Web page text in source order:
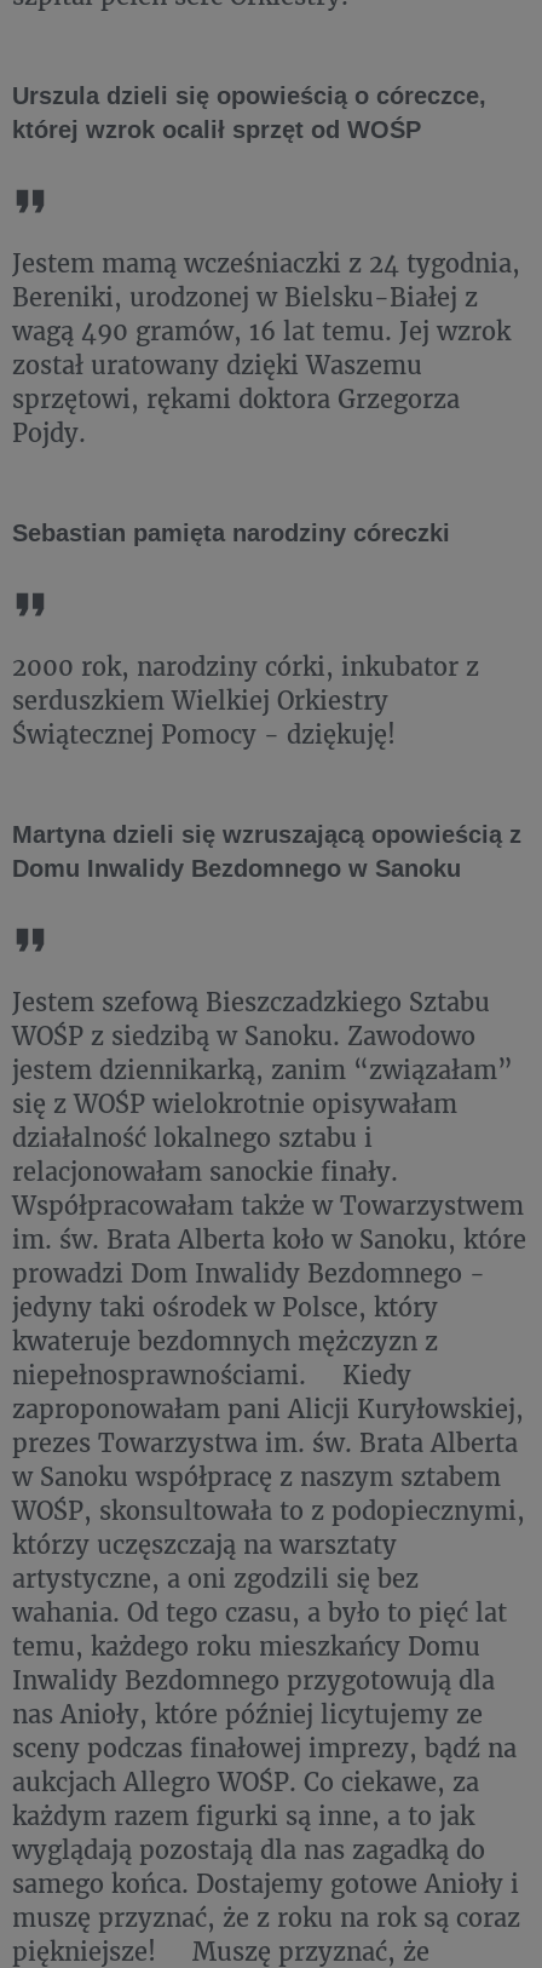
Urszula dzieli się opowieścią o córeczce,
której wzrok ocalił sprzęt od WOŚP
Jestem mamą wcześniaczki z 24 tygodnia,
Bereniki, urodzonej w Bielsku-Białej z
wagą 490 gramów, 16 lat temu. Jej wzrok
został uratowany dzięki Waszemu
sprzętowi, rękami doktora Grzegorza
Pojdy.
Sebastian pamięta narodziny córeczki
2000 rok, narodziny córki, inkubator z
serduszkiem Wielkiej Orkiestry
Świątecznej Pomocy - dziękuję!
Martyna dzieli się wzruszającą opowieścią z
Domu Inwalidy Bezdomnego w Sanoku
Jestem szefową Bieszczadzkiego Sztabu
WOŚP z siedzibą w Sanoku. Zawodowo
jestem dziennikarką, zanim “związałam”
się z WOŚP wielokrotnie opisywałam
działalność lokalnego sztabu i
relacjonowałam sanockie finały.
Współpracowałam także w Towarzystwem
im. św. Brata Alberta koło w Sanoku, które
prowadzi Dom Inwalidy Bezdomnego -
jedyny taki ośrodek w Polsce, który
kwateruje bezdomnych mężczyzn z
niepełnosprawnościami. Kiedy
zaproponowałam pani Alicji Kuryłowskiej,
prezes Towarzystwa im. św. Brata Alberta
w Sanoku współpracę z naszym sztabem
WOŚP, skonsultowała to z podopiecznymi,
którzy uczęszczają na warsztaty
artystyczne, a oni zgodzili się bez
wahania. Od tego czasu, a było to pięć lat
temu, każdego roku mieszkańcy Domu
Inwalidy Bezdomnego przygotowują dla
nas Anioły, które później licytujemy ze
sceny podczas finałowej imprezy, bądź na
aukcjach Allegro WOŚP. Co ciekawe, za
każdym razem figurki są inne, a to jak
wyglądają pozostają dla nas zagadką do
samego końca. Dostajemy gotowe Anioły i
muszę przyznać, że z roku na rok są coraz
piękniejsze! Muszę przyznać, że